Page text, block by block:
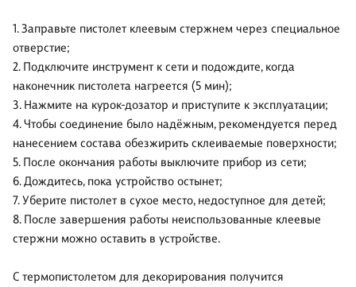
1. Заправьте пистолет клеевым стержнем через специальное
отверстие;
2. Подключите инструмент к сети и подождите, когда
наконечник пистолета нагреется (5 мин);
3. Нажмите на курок-дозатор и приступите к эксплуатации;
4. Чтобы соединение было надёжным, рекомендуется перед
нанесением состава обезжирить склеиваемые поверхности;
5. После окончания работы выключите прибор из сети;
6. Дождитесь, пока устройство остынет;
7. Уберите пистолет в сухое место, недоступное для детей;
8. После завершения работы неиспользованные клеевые
стержни можно оставить в устройстве.
С термопистолетом для декорирования получится